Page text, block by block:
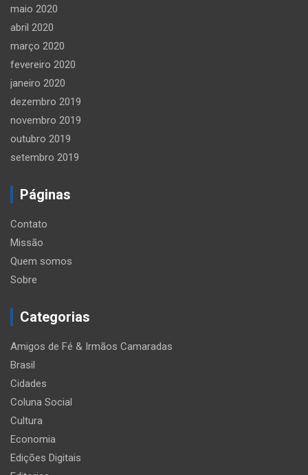
maio 2020
abril 2020
março 2020
fevereiro 2020
janeiro 2020
dezembro 2019
novembro 2019
outubro 2019
setembro 2019
Páginas
Contato
Missão
Quem somos
Sobre
Categorias
Amigos de Fé & Irmãos Camaradas
Brasil
Cidades
Coluna Social
Cultura
Economia
Edições Digitais